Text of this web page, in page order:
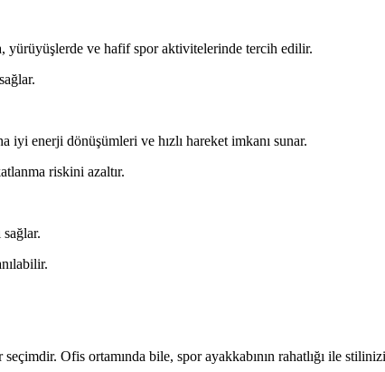
yürüyüşlerde ve hafif spor aktivitelerinde tercih edilir.
iyi enerji dönüşümleri ve hızlı hareket imkanı sunar.
riskini azaltır.
Ofis ortamında bile, spor ayakkabının rahatlığı ile